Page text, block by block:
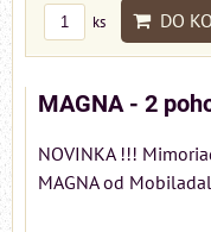
ks DO
MAGNA - 2
NOVINKA !!!
MAGNA od